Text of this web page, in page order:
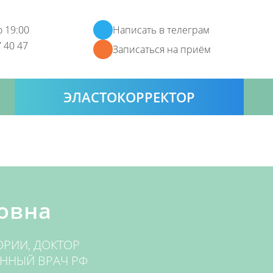
19:00
40 47
Написать в телеграм
Записаться на приём
ЭЛАСТОКОРРЕКТОР
ДОКТОР
ВРАЧ РФ